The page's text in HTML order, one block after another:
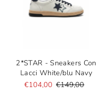
2*STAR - Sneakers Con
Lacci White/blu Navy
€104,00 €149,00